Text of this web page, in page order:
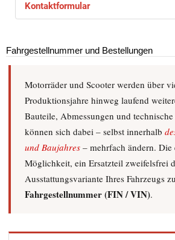
Kontaktformular
Benötigtes Feld
Name*
E-Mail*
Betreff
Fahrgestellnummer und Bestellungen
Motorräder und Scooter werden über
Produktionsjahre hinweg laufend
Bauteile, Abmessungen und
können sich dabei – selbst innerhalb
und Baujahres– mehrfach ändern. Die
Möglichkeit, ein Ersatzteil zweifelsfrei
Ausstattungsvariante Ihres Fahrzeugs
Fahrgestellnummer (FIN / VIN).